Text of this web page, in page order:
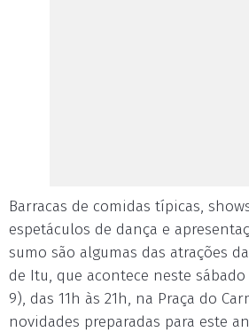
Barracas de comidas típicas,
espetáculos de dança e
sumo são algumas das atrações da
de Itu, que acontece neste
9), das 11h às 21h, na Praça do
novidades preparadas para este